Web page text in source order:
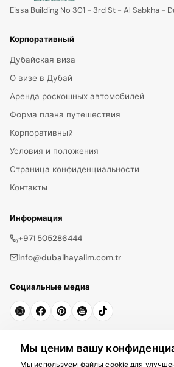
Eissa Building No 301 - 3rd St - Al Sabkha -
Корпоративный
Дубайская виза
О визе в Дубай
Аренда роскошных автомобилей
Форма плана путешествия
Корпоративный
Условия и положения
Страница конфиденциальности
Контакты
Информация
+971 505286444
info@dubaihayalim.com.tr
Социальные медиа
Мы ценим вашу
Мы используем файлы cookie для